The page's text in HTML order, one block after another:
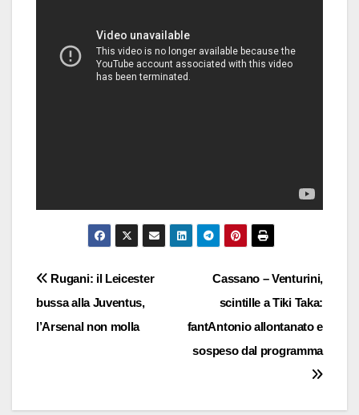
Navigazione
articoli
Cassano – Venturini,
scintille a Tiki Taka:
fantAntonio allontanato e
sospeso dal programma
Rugani: il Leicester
bussa alla Juventus,
l’Arsenal non molla